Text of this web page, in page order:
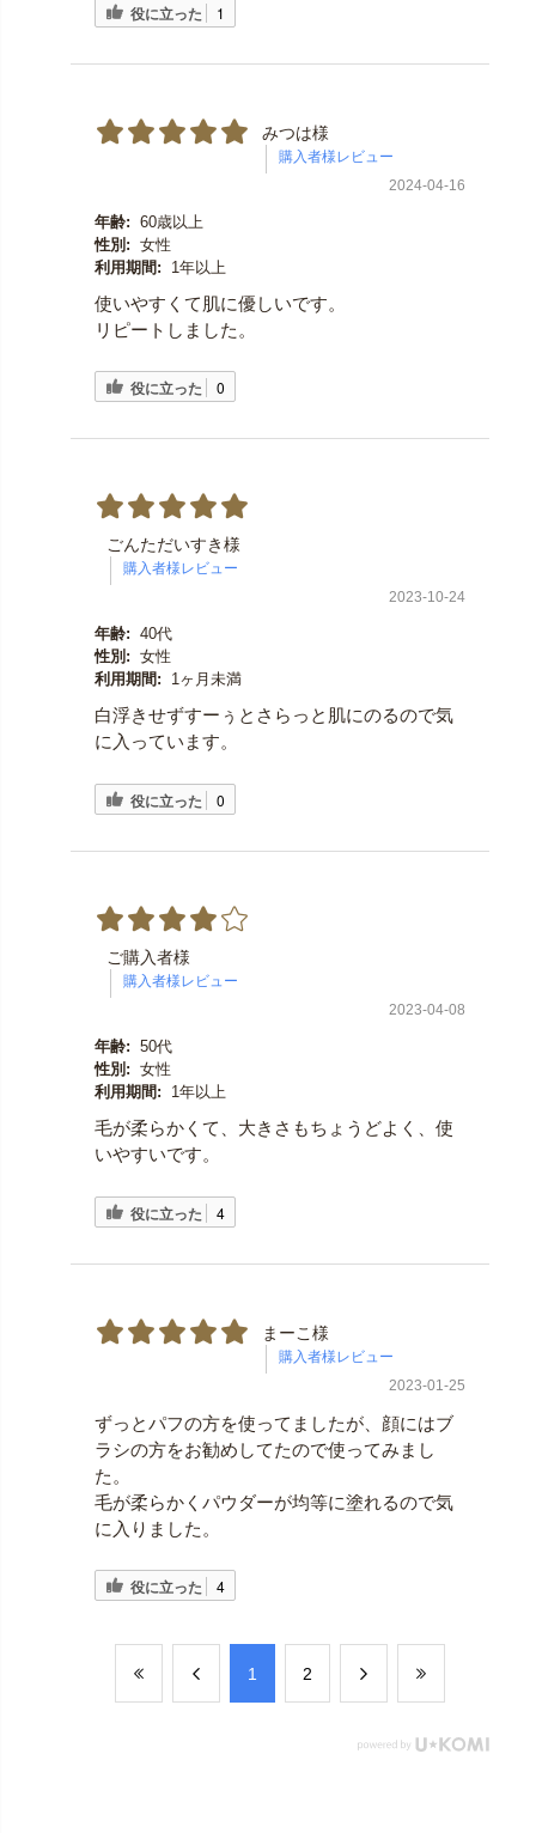
役に立った 1
みつは様
2024-04-16
年齢: 60歳以上
性別: 女性
利用期間:
1年以上
使いやすくて肌に優しいです。
リピートしました。
役に立った 0
ごんただいすき様
2023-10-24
年齢: 40代
性別: 女性
利用期間:
1ヶ月未満
白浮きせずすーぅとさらっと肌にのるので気
に入っています。
役に立った 0
ご購入者様
2023-04-08
年齢: 50代
性別: 女性
利用期間:
1年以上
毛が柔らかくて、大きさもちょうどよく、使
いやすいです。
役に立った 4
まーこ様
2023-01-25
ずっとパフの方を使ってましたが、顔にはブ
ラシの方をお勧めしてたので使ってみまし
た。
毛が柔らかくパウダーが均等に塗れるので気
に入りました。
役に立った 4
​1 ​2